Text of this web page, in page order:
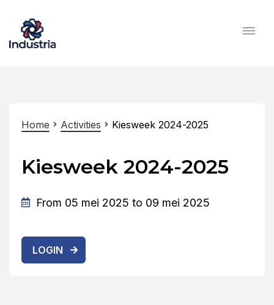
Home Activities Kiesweek 2024-2025
Kiesweek 2024-2025
From 05 mei 2025 to 09 mei 2025
LOGIN